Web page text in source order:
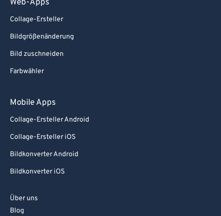
Web-Apps
Collage-Ersteller
Bildgrößenänderung
Bild zuschneiden
Farbwähler
Mobile Apps
Collage-Ersteller Android
Collage-Ersteller iOS
Bildkonverter Android
Bildkonverter iOS
Über uns
Blog